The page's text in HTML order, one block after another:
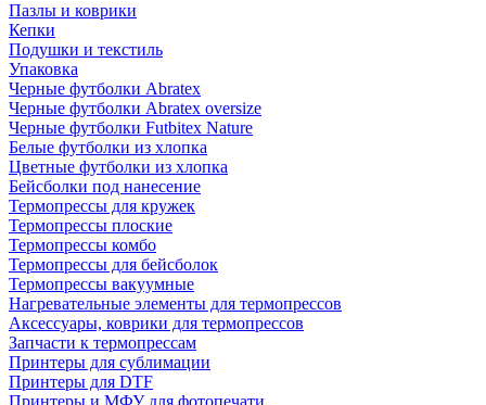
Пазлы и коврики
Кепки
Подушки и текстиль
Упаковка
Черные футболки Abratex
Черные футболки Abratex oversize
Черные футболки Futbitex Nature
Белые футболки из хлопка
Цветные футболки из хлопка
Бейсболки под нанесение
Термопрессы для кружек
Термопрессы плоские
Термопрессы комбо
Термопрессы для бейсболок
Термопрессы вакуумные
Нагревательные элементы для термопрессов
Аксессуары, коврики для термопрессов
Запчасти к термопрессам
Принтеры для сублимации
Принтеры для DTF
Принтеры и МФУ для фотопечати